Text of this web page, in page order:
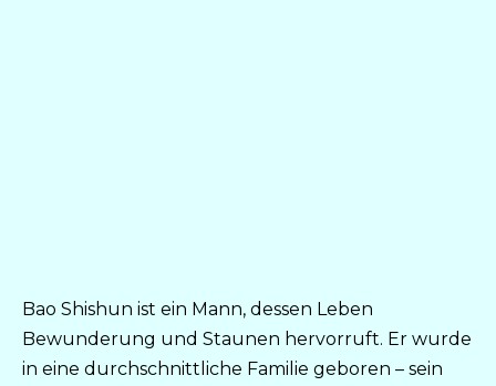
Bao Shishun ist ein Mann, dessen Leben
Bewunderung und Staunen hervorruft. Er wurde
in eine durchschnittliche Familie geboren – sein